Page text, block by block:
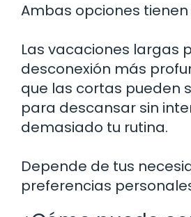
Ambas opciones
Las vacaciones largas
desconexión más
que las cortas pueden
para descansar sin
demasiado tu rutina.
Depende de tus
preferencias